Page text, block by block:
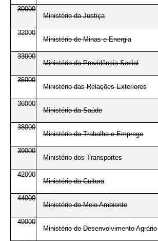
30000
Ministério da Justiça
32000
Ministério de Minas e Energia
33000
Ministério da Previdência Social
35000
Ministério das Relações Exteriores
36000
Ministério da Saúde
38000
Ministério do Trabalho e Emprego
39000
Ministério dos Transportes
42000
Ministério da Cultura
44000
Ministério do Meio Ambiente
49000
Ministério do Desenvolvimento Agrário